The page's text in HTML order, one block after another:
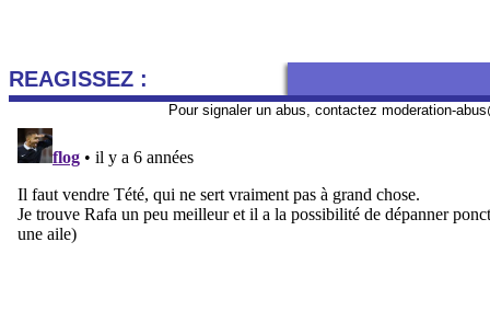
REAGISSEZ :
Pour signaler un abus, contactez moderation-